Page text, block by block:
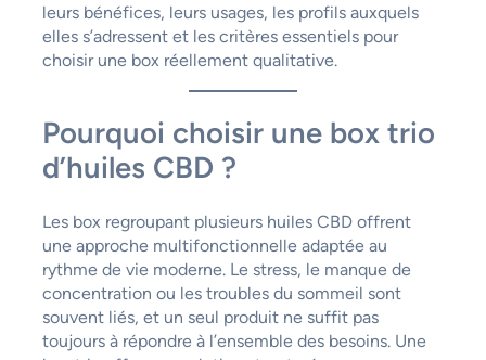
leurs bénéfices, leurs usages, les profils auxquels
elles s’adressent et les critères essentiels pour
choisir une box réellement qualitative.
Pourquoi choisir une box trio
d’huiles CBD ?
Les box regroupant plusieurs huiles CBD offrent
une approche multifonctionnelle adaptée au
rythme de vie moderne. Le stress, le manque de
concentration ou les troubles du sommeil sont
souvent liés, et un seul produit ne suffit pas
toujours à répondre à l’ensemble des besoins. Une